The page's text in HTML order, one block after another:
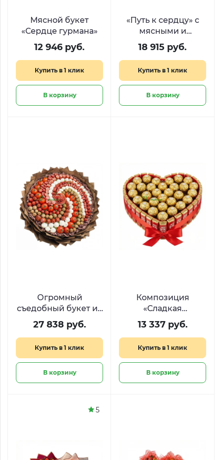
Мясной букет
«Сердце гурмана»
12 946 руб.
Купить в 1 клик
В корзину
«Путь к сердцу» с
мясными и
сырными
деликатесами
18 915 руб.
Купить в 1 клик
В корзину
Огромный
съедобный букет из
деликатесов
«Средиземноморье»
27 838 руб.
Купить в 1 клик
В корзину
Композиция
«Сладкая
валентинка» с KitKat
и Ferrero в форме
13 337 руб.
Купить в 1 клик
В корзину
5